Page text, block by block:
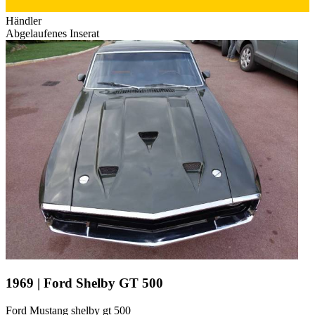
Händler
Abgelaufenes Inserat
1969 | Ford Shelby GT 500
Ford Mustang shelby gt 500